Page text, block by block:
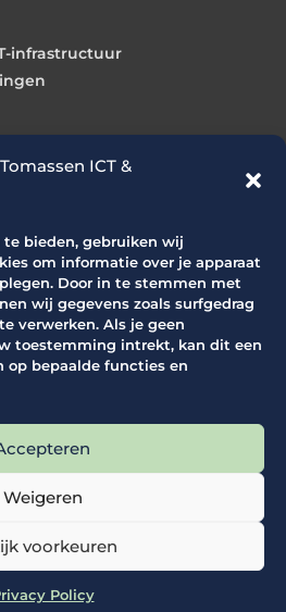
ICT &
bieden, gebruiken wij
om informatie over je apparaat
Door in te stemmen met
wij gegevens zoals surfgedrag
verwerken. Als je geen
toestemming intrekt, kan dit een
op bepaalde functies en
Weigeren
voorkeuren
Policy
infrastructuur